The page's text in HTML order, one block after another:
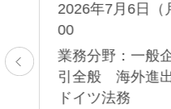
2026年7月6日
00
業務分野：一般
引全般 海外進
ドイツ法務